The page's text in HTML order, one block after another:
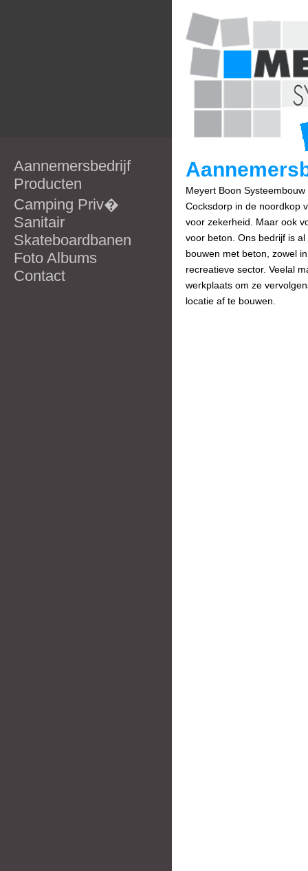
Aannemersbedrijf
Producten
Camping Priv�
Sanitair
Skateboardbanen
Foto Albums
Contact
Meyert Boon
Cocksdorp in de noordkop
voor zekerheid. Maar ook
voor beton. Ons bedrijf is
bouwen met beton, zowel
recreatieve sector. Veelal
werkplaats om ze
locatie af te bouwen.